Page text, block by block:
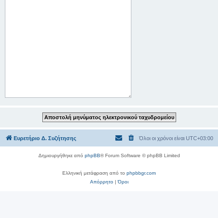
Ευρετήριο Δ. Συζήτησης Όλοι οι χρόνοι είναι UTC+03:00
Δημιουργήθηκε από phpBB® Forum Software © phpBB Limited
Ελληνική μετάφραση από το phpbbgr.com
Απόρρητο|Όροι